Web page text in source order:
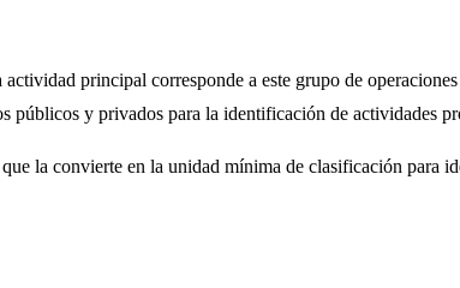
principal corresponde a este grupo de
públicos y privados para la identificación de actividades
la convierte en la unidad mínima de clasificación para